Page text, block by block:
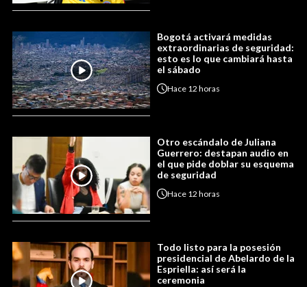
Bogotá activará medidas
extraordinarias de seguridad:
esto es lo que cambiará hasta
el sábado
Hace 12 horas
Otro escándalo de Juliana
Guerrero: destapan audio en
el que pide doblar su esquema
de seguridad
Hace 12 horas
Todo listo para la posesión
presidencial de Abelardo de la
Espriella: así será la
ceremonia